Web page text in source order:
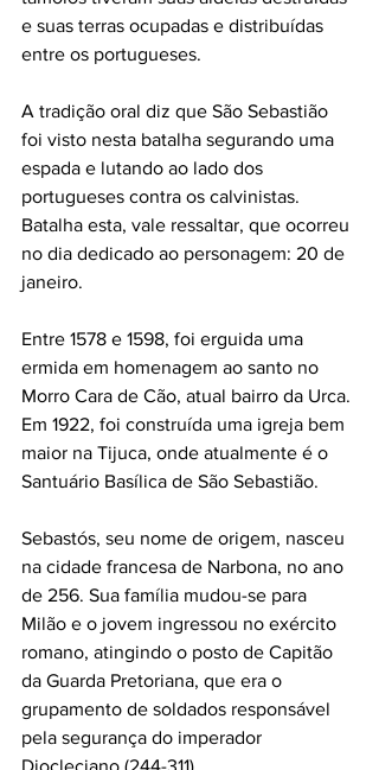
e suas terras ocupadas e distribuídas
entre os portugueses.
A tradição oral diz que São Sebastião
foi visto nesta batalha segurando uma
espada e lutando ao lado dos
portugueses contra os calvinistas.
Batalha esta, vale ressaltar, que ocorreu
no dia dedicado ao personagem: 20 de
janeiro.
Entre 1578 e 1598, foi erguida uma
ermida em homenagem ao santo no
Morro Cara de Cão, atual bairro da Urca.
Em 1922, foi construída uma igreja bem
maior na Tijuca, onde atualmente é o
Santuário Basílica de São Sebastião.
Sebastós, seu nome de origem, nasceu
na cidade francesa de Narbona, no ano
de 256. Sua família mudou-se para
Milão e o jovem ingressou no exército
romano, atingindo o posto de Capitão
da Guarda Pretoriana, que era o
grupamento de soldados responsável
pela segurança do imperador